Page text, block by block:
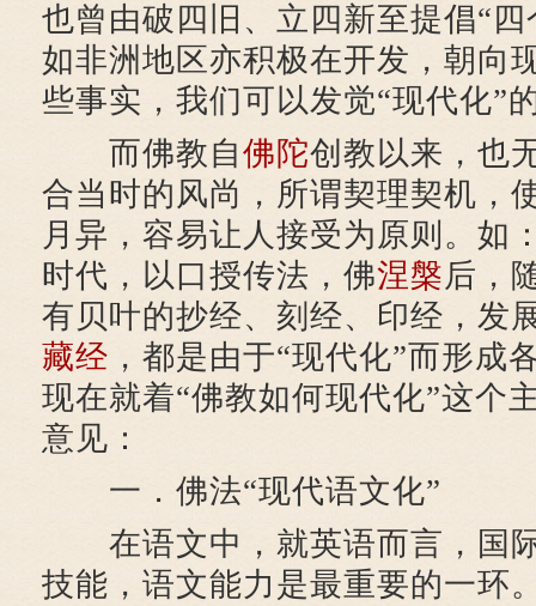
也曾由破四旧、立四新至提倡“
如非洲地区亦积极在开发，朝向
些事实，我们可以发觉“现代化”
而佛教自佛陀创教以来，也
合当时的风尚，所谓契理契机，
月异，容易让人接受为原则。如
时代，以口授传法，佛涅槃后，
有贝叶的抄经、刻经、印经，发
藏经 ，都是由于“现代化”而形成
现在就着“佛教如何现代化”这个
意见：
一．佛法“现代语文化”
在语文中，就英语而言，国
技能，语文能力是最重要的一环